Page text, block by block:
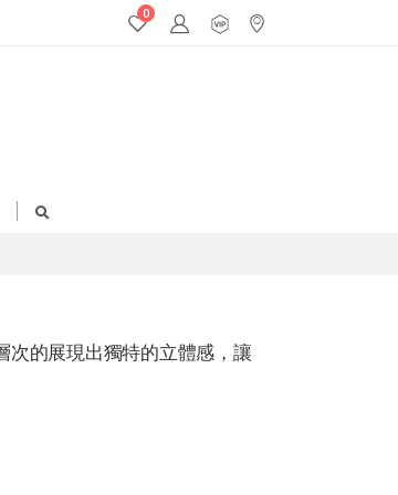
0
次的展現出獨特的立體感，讓